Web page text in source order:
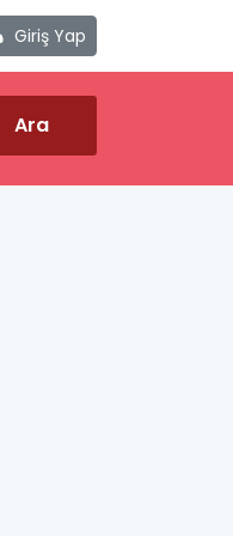
Giriş Yap